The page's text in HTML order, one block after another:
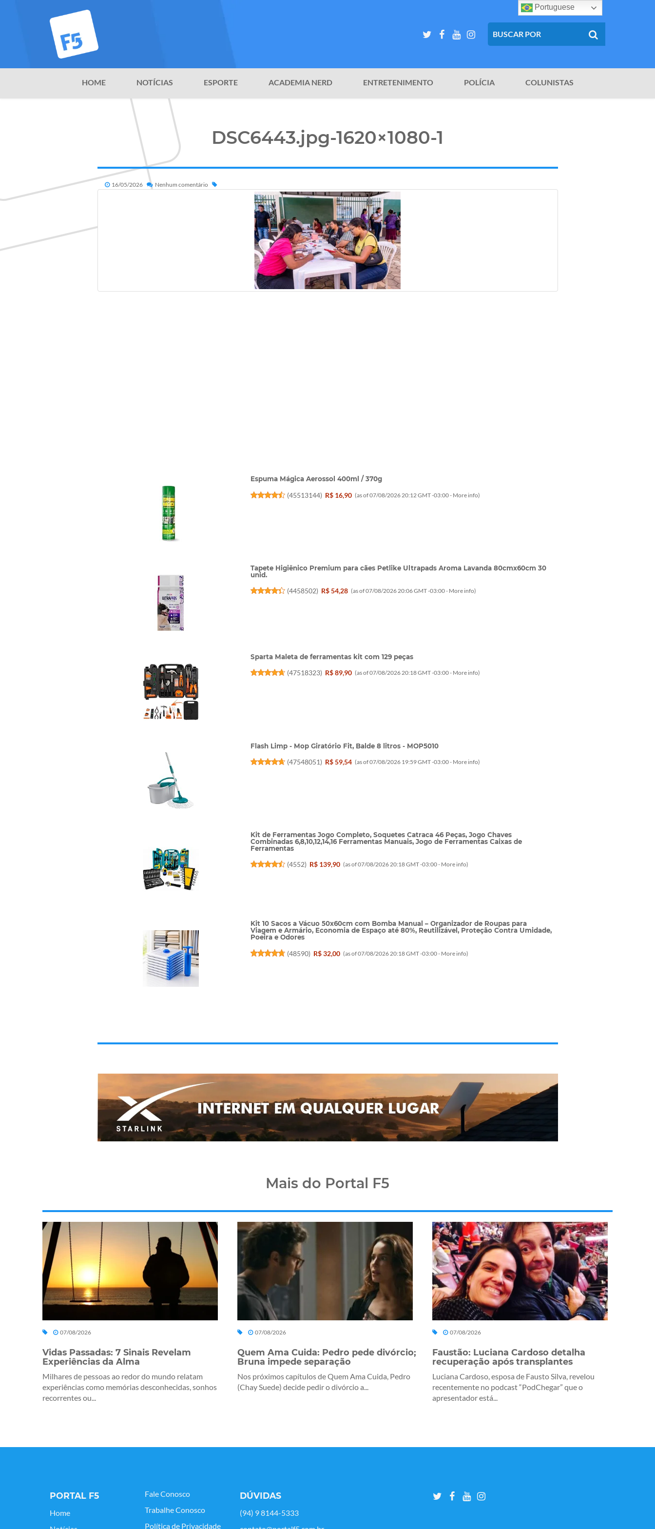
HOME NOTÍCIAS ESPORTE ACADEMIA NERD ENTRETENIMENTO POLÍCIA COLUNISTAS
DSC6443.jpg-1620×1080-1
16/05/2026 Nenhum comentário
Espuma Mágica Aerossol 400ml / 370g
(45513144) R$ 16,90 (as of 07/08/2026 20:12 GMT -03:00 - More info)
Tapete Higiênico Premium para cães Petlike Ultrapads Aroma Lavanda 80cmx60cm 30
unid.
(4458502) R$ 54,28 (as of 07/08/2026 20:06 GMT -03:00 - More info)
Sparta Maleta de ferramentas kit com 129 peças
(47518323) R$ 89,90 (as of 07/08/2026 20:18 GMT -03:00 - More info)
Flash Limp - Mop Giratório Fit, Balde 8 litros - MOP5010
(47548051) R$ 59,54 (as of 07/08/2026 19:59 GMT -03:00 - More info)
Kit de Ferramentas Jogo Completo, Soquetes Catraca 46 Peças, Jogo Chaves
Combinadas 6,8,10,12,14,16 Ferramentas Manuais, Jogo de Ferramentas Caixas de
Ferramentas
(4552) R$ 139,90 (as of 07/08/2026 20:18 GMT -03:00 - More info)
Kit 10 Sacos a Vácuo 50x60cm com Bomba Manual – Organizador de Roupas para
Viagem e Armário, Economia de Espaço até 80%, Reutilizável, Proteção Contra Umidade,
Poeira e Odores
(48590) R$ 32,00 (as of 07/08/2026 20:18 GMT -03:00 - More info)
Mais do Portal F5
07/08/2026
Vidas Passadas: 7 Sinais Revelam
Experiências da Alma
Milhares de pessoas ao redor do mundo relatam
experiências como memórias desconhecidas, sonhos
recorrentes ou...
07/08/2026
Quem Ama Cuida: Pedro pede divórcio;
Bruna impede separação
Nos próximos capítulos de Quem Ama Cuida, Pedro
(Chay Suede) decide pedir o divórcio a...
07/08/2026
Faustão: Luciana Cardoso detalha
recuperação após transplantes
Luciana Cardoso, esposa de Fausto Silva, revelou
recentemente no podcast “PodChegar” que o
apresentador está...
PORTAL F5
Home
Fale Conosco
Trabalhe Conosco
Política de Privacidade
DÚVIDAS
(94) 9 8144-5333
Portuguese